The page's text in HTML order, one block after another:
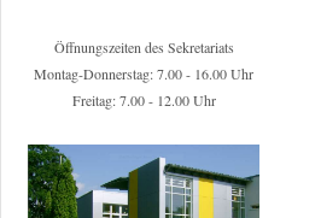
Öffnungszeiten des Sekretariats
Montag-Donnerstag: 7.00 - 16.00 Uhr
Freitag: 7.00 - 12.00 Uhr